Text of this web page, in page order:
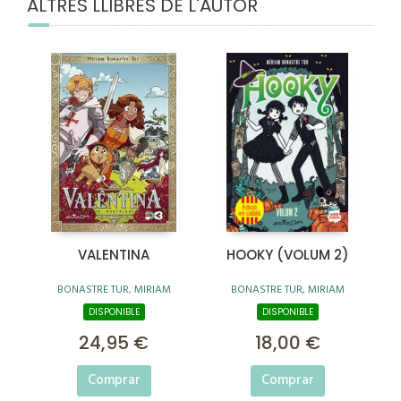
ALTRES LLIBRES DE L'AUTOR
VALENTINA
BONASTRE TUR, MIRIAM
DISPONIBLE
24,95 €
Comprar
HOOKY (VOLUM 2)
BONASTRE TUR, MIRIAM
DISPONIBLE
18,00 €
Comprar